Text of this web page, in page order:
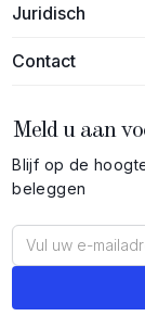
Juridisch
Contact
Meld u aan
Blijf op de
beleggen